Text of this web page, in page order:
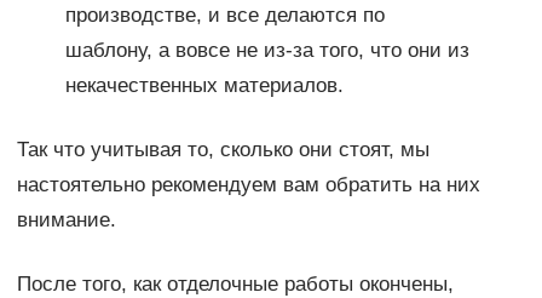
производстве, и все делаются по
шаблону, а вовсе не из-за того, что они из
некачественных материалов.
Так что учитывая то, сколько они стоят, мы
настоятельно рекомендуем вам обратить на них
внимание.
После того, как отделочные работы окончены,